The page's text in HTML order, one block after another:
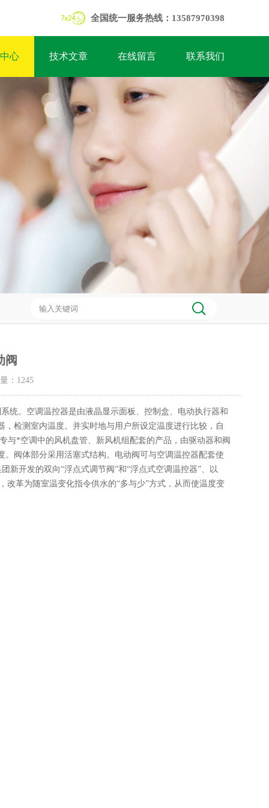
全国统一服务热线：13587970398
心 技术文章 在线留言 联系我们
阀
： 1245
统。空调温控器是由液晶显示面板、控制盒、电动执行器和
检测室内温度。并实时地与用户所设定温度进行比较，自
与*空调中的风机盘管、新风机组配套的产品，由驱动器和阀
阀体部分采用活塞式结构。电动阀可与空调温控器配套使
新开发的双向“浮点式调节阀”和“浮点式空调温控器”、以
改革为随室温变化指令供水的“多与少”方式，从而使温度变